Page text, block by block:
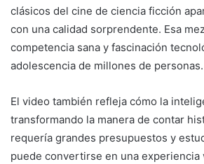
clásicos del cine de ciencia ficción
con una calidad sorprendente. Esa
competencia sana y fascinación
adolescencia de millones de personas.
El video también refleja cómo la
transformando la manera de contar
requería grandes presupuestos y
puede convertirse en una experiencia